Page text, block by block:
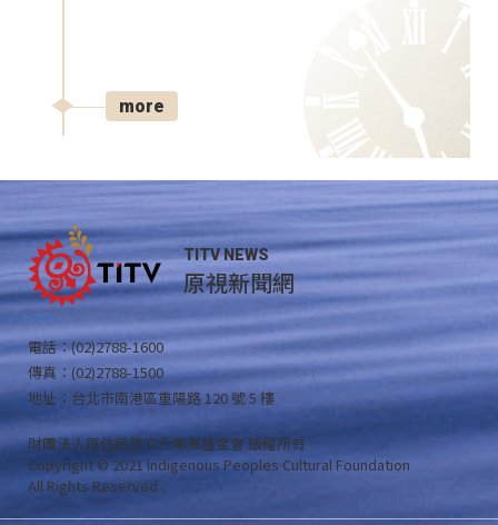
more
TITV NEWS
原視新聞網
電話：(02)2788-1600
傳真：(02)2788-1500
地址：台北市南港區重陽路 120 號 5 樓
財團法人原住民族文化事業基金會 版權所有
Copyright © 2021 Indigenous Peoples Cultural Foundation
All Rights Reserved .